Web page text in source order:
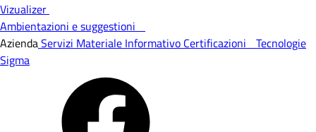
Vizualizer
Ambientazioni e suggestioni
AziendaServizi Materiale Informativo Certificazioni Tecnologie
Sigma